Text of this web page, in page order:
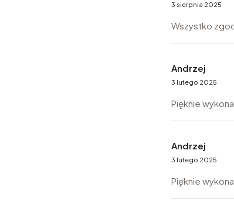
3 sierpnia 2025
Wszystko
Andrzej
3 lutego 2025
Pięknie
Andrzej
3 lutego 2025
Pięknie